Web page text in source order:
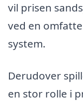
vil prisen
ved en
system.
Derudover
en stor rolle i